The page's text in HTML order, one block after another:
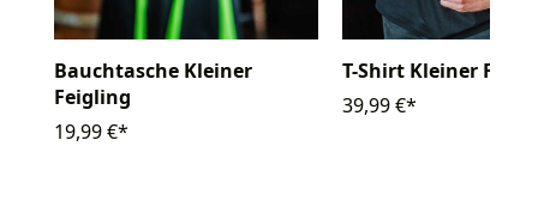
Bauchtasche Kleiner
Feigling
19,99 €*
T-Shirt Kleiner
39,99 €*